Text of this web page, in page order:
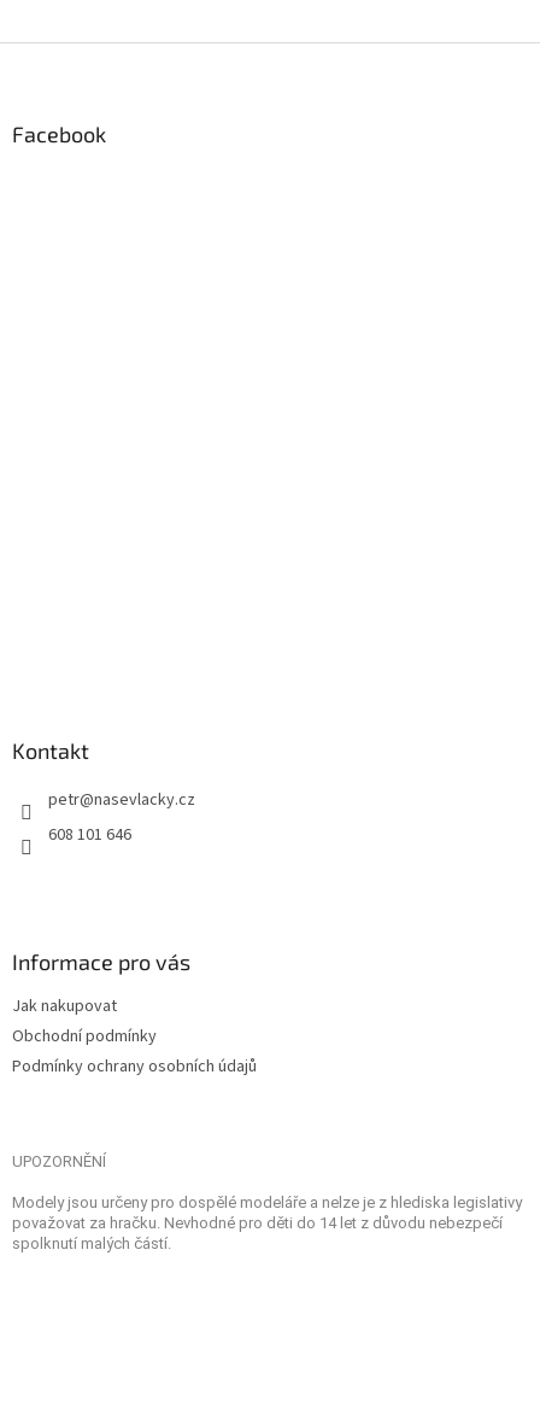
Facebook
Kontakt
petr@nasevlacky.cz
608 101 646
Informace pro vás
Jak nakupovat
Obchodní podmínky
Podmínky ochrany osobních údajů
UPOZORNĚNÍ
Modely jsou určeny pro dospělé modeláře a nelze je z hlediska legislativy
považovat za hračku. Nevhodné pro děti do 14 let z důvodu nebezpečí
spolknutí malých částí.